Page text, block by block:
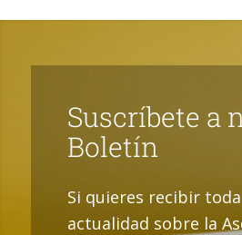
Suscríbete a
Boletín
Si quieres recibir
actualidad sobre la